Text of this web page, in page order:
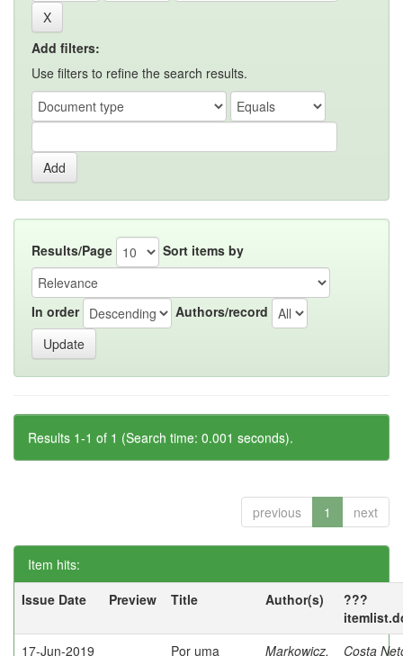
Add filters:
Use filters to refine the search results.
Results/Page Sort items by
In order Authors/record
Results 1-1 of 1 (Search time: 0.001 seconds).
previous 1 next
Item hits:
Issue Date
Preview Title Author(s)
???
17-Jun-2019
Por uma Markowicz, Costa